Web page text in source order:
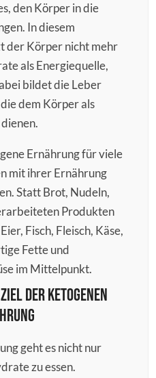
den Körper in die
In diesem
der Körper nicht mehr
als Energiequelle,
bildet die Leber
dem Körper als
Ernährung für viele
mit ihrer Ernährung
Statt Brot, Nudeln,
Produkten
Fisch, Fleisch, Käse,
Fette und
im Mittelpunkt.
der ketogenen
geht es nicht nur
zu essen.